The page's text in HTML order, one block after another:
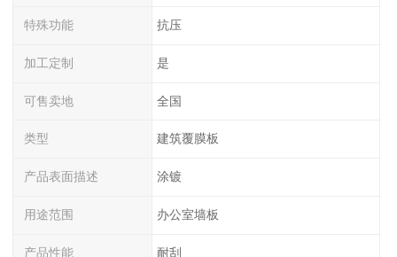
特殊功能 抗压
加工定制 是
可售卖地 全国
类型 建筑覆膜板
产品表面描述 涂镀
用途范围 办公室墙板
产品性能 耐刮